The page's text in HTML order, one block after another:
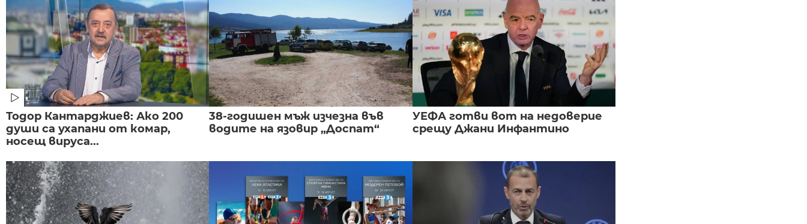
Тодор Кантарджиев: Ако 200
души са ухапани от комар,
носещ вируса...
38-годишен мъж изчезна във
водите на язовир „Доспат“
УЕФА готви вот на недоверие
срещу Джани Инфантино